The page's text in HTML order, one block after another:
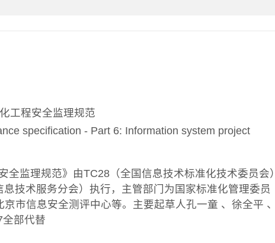
工程安全监理规范
specification - Part 6: Information system project
监理规范》由TC28（全国信息技术标准化技术委员会）
技术服务分会）执行，主管部门为国家标准化管理委员
市信息安全测评中心等。主要起草人孔一童 、徐全平 、
部代替